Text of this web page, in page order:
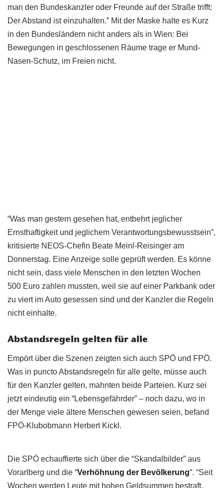
man den Bundeskanzler oder Freunde auf der Straße trifft:
Der Abstand ist einzuhalten.” Mit der Maske halte es Kurz
in den Bundesländern nicht anders als in Wien: Bei
Bewegungen in geschlossenen Räume trage er Mund-
Nasen-Schutz, im Freien nicht.
“Was man gestern gesehen hat, entbehrt jeglicher
Ernsthaftigkeit und jeglichem Verantwortungsbewusstsein”,
kritisierte NEOS-Chefin Beate Meinl-Reisinger am
Donnerstag. Eine Anzeige solle geprüft werden. Es könne
nicht sein, dass viele Menschen in den letzten Wochen
500 Euro zahlen mussten, weil sie auf einer Parkbank oder
zu viert im Auto gesessen sind und der Kanzler die Regeln
nicht einhalte.
Abstandsregeln gelten für alle
Empört über die Szenen zeigten sich auch SPÖ und FPÖ.
Was in puncto Abstandsregeln für alle gelte, müsse auch
für den Kanzler gelten, mahnten beide Parteien. Kurz sei
jetzt eindeutig ein “Lebensgefährder” – noch dazu, wo in
der Menge viele ältere Menschen gewesen seien, befand
FPÖ-Klubobmann Herbert Kickl.
Die SPÖ echauffierte sich über die “Skandalbilder” aus
Vorarlberg und die “Verhöhnung der Bevölkerung“. “Seit
Wochen werden Leute mit hohen Geldsummen bestraft,